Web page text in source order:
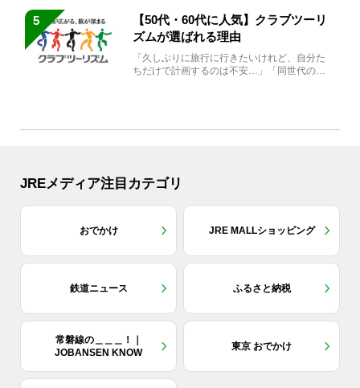
5
【50代・60代に人気】クラブツーリ
ズムが選ばれる理由
「久しぶりに旅行に行きたいけれど、自分た
ちだけで計画するのは不安…」「同世代の方
JREメディア注目カテゴリ
おでかけ JRE MALLショッピング
鉄道ニュース ふるさと納税
常磐線の＿＿＿！｜
JOBANSEN KNOW
東京 おでかけ